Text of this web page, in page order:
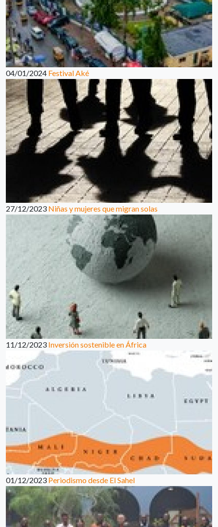
04/01/2024 Festival Aké
27/12/2023 Niñas y mujeres que migran solas
11/12/2023 Inversión sostenible en África
01/12/2023 Periodismo desde El Sahel